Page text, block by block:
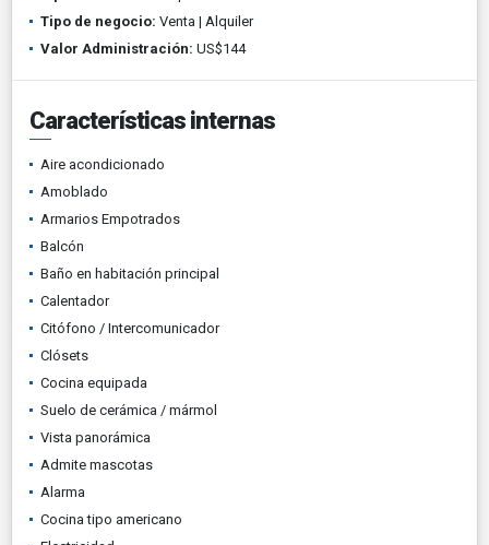
Tipo de negocio: Venta | Alquiler
Valor Administración: US$144
Características internas
Aire acondicionado
Amoblado
Armarios Empotrados
Balcón
Baño en habitación principal
Calentador
Citófono / Intercomunicador
Clósets
Cocina equipada
Suelo de cerámica / mármol
Vista panorámica
Admite mascotas
Alarma
Cocina tipo americano